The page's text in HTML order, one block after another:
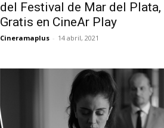
del Festival de Mar del Plata,
Gratis en CineAr Play
Cineramaplus - 14 abril, 2021